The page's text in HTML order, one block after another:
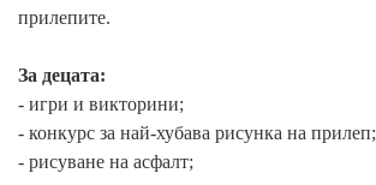
прилепите.
За децата:
- игри и викторини;
- конкурс за най-хубава рисунка на прилеп;
- рисуване на асфалт;